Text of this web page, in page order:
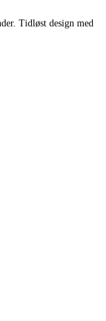
Tidløst design med